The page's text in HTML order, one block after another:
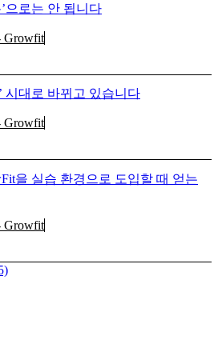
으로는 안 됩니다
Growfit
시대로 바뀌고 있습니다
Growfit
을 실습 환경으로 도입할 때 얻는
Growfit